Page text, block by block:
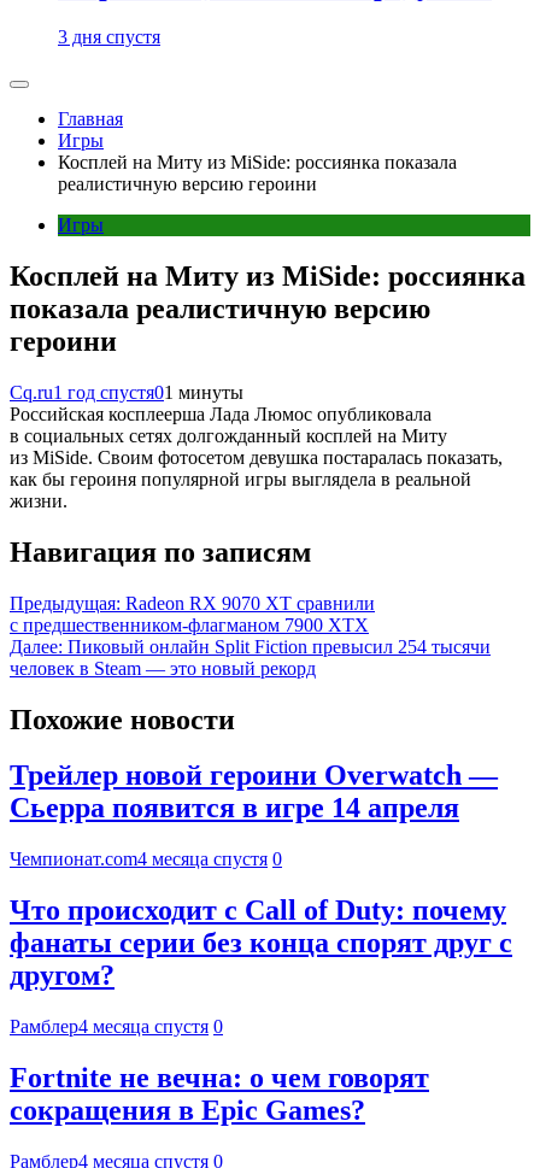
3 дня спустя
Главная
Игры
Косплей на Миту из MiSide: россиянка показала
реалистичную версию героини
Игры
Косплей на Миту из MiSide: россиянка
показала реалистичную версию
героини
Cq.ru1 год спустя01 минуты
Российская косплеерша Лада Люмос опубликовала
в социальных сетях долгожданный косплей на Миту
из MiSide. Своим фотосетом девушка постаралась показать,
как бы героиня популярной игры выглядела в реальной
жизни.
Навигация по записям
Предыдущая: Radeon RX 9070 XT сравнили
с предшественником-флагманом 7900 XTX
Далее: Пиковый онлайн Split Fiction превысил 254 тысячи
человек в Steam — это новый рекорд
Похожие новости
Трейлер новой героини Overwatch —
Сьерра появится в игре 14 апреля
Чемпионат.com4 месяца спустя 0
Что происходит с Call of Duty: почему
фанаты серии без конца спорят друг с
другом?
Рамблер4 месяца спустя 0
Fortnite не вечна: о чем говорят
сокращения в Epic Games?
Рамблер4 месяца спустя 0